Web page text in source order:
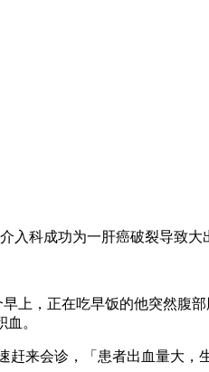
科成功为一肝癌破裂导致
上，正在吃早饭的他突然腹
。
来会诊，「患者出血量大